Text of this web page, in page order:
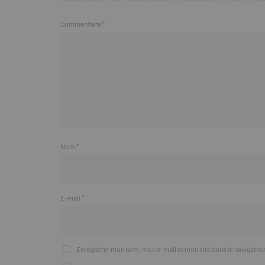
Commentaire *
Nom *
E-mail *
Enregistrer mon nom, mon e-mail et mon site dans le